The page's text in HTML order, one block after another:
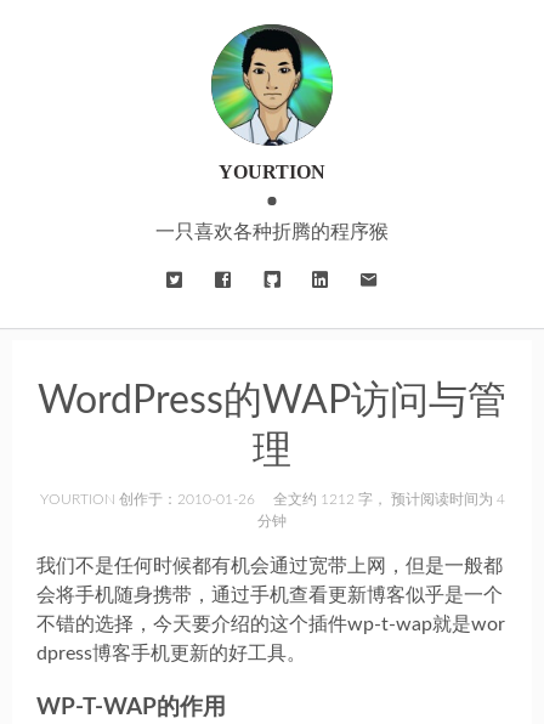
YOURTION
一只喜欢各种折腾的程序猴
WordPress的WAP访问与管
理
YOURTION 创作于：2010-01-26 全文约 1212 字， 预计阅读时间为 4
分钟
我们不是任何时候都有机会通过宽带上网，但是一般都
会将手机随身携带，通过手机查看更新博客似乎是一个
不错的选择，今天要介绍的这个插件wp-t-wap就是wor
dpress博客手机更新的好工具。
WP-T-WAP的作用